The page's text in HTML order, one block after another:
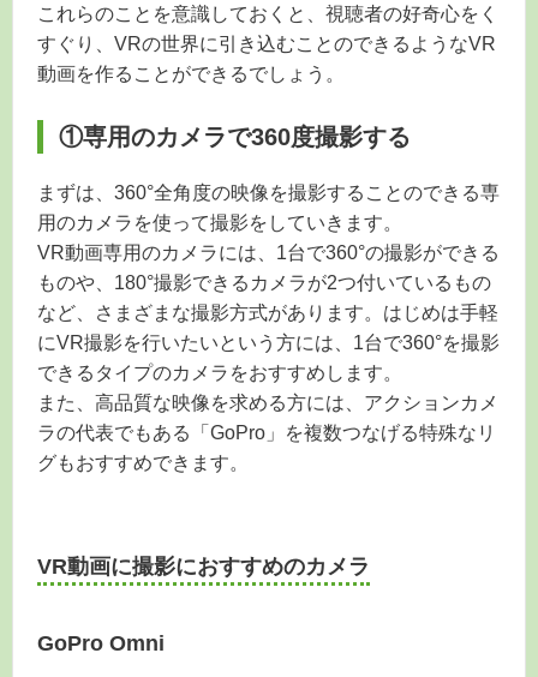
これらのことを意識しておくと、視聴者の好奇心をく
すぐり、VRの世界に引き込むことのできるようなVR
動画を作ることができるでしょう。
①専用のカメラで360度撮影する
まずは、360°全角度の映像を撮影することのできる専
用のカメラを使って撮影をしていきます。
VR動画専用のカメラには、1台で360°の撮影ができる
ものや、180°撮影できるカメラが2つ付いているもの
など、さまざまな撮影方式があります。はじめは手軽
にVR撮影を行いたいという方には、1台で360°を撮影
できるタイプのカメラをおすすめします。
また、高品質な映像を求める方には、アクションカメ
ラの代表でもある「GoPro」を複数つなげる特殊なリ
グもおすすめできます。
VR動画に撮影におすすめのカメラ
GoPro Omni